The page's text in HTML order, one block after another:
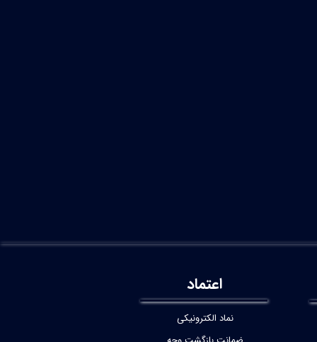
اعتماد
نماد الکترونیکی